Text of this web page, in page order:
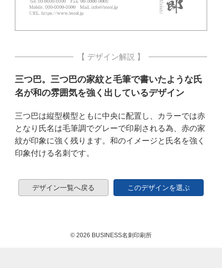
【 デザイン解説 】
三つ巴。三つ巴の家紋と毛筆で書いたような氏
名が和の雰囲気を強く出しているデザイン
三つ巴は縦型横型ともに中央に配置し、カラーでは赤
となり氏名は毛筆調でグレーで印刷される為、赤の家
紋が印象に強く残ります。和のイメージと氏名を強く
印象付ける名刺です。
デザイン一覧へ戻る このデザインを選ぶ
© 2026 BUSINESS名刺印刷所